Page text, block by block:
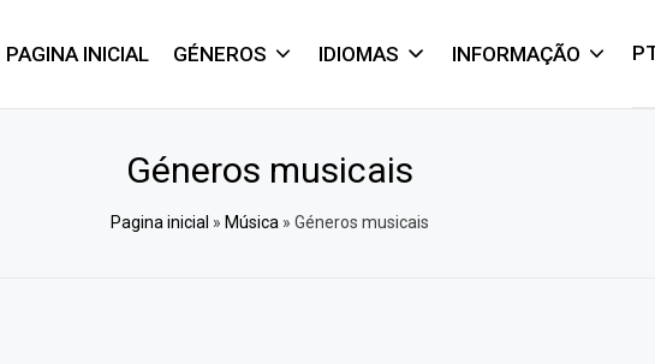
PAGINA INICIAL GÉNEROS IDIOMAS INFORMAÇÃO
Géneros musicais
Pagina inicial » Música » Géneros musicais